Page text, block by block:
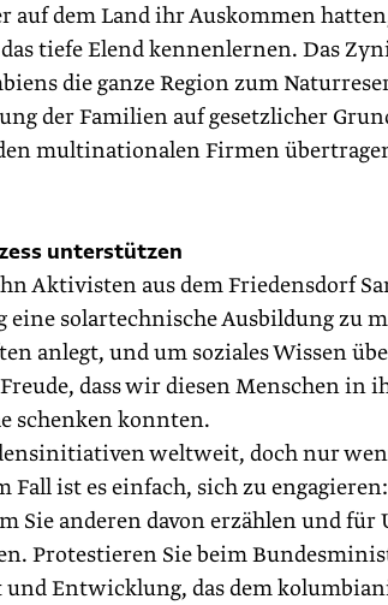
auf dem Land ihr Auskommen
tiefe Elend kennenlernen. Das
die ganze Region zum
der Familien auf gesetzlicher
multinationalen Firmen
unterstützen
Aktivisten aus dem Friedensdorf
eine solartechnische Ausbildung zu
anlegt, und um soziales Wissen
dass wir diesen Menschen in
schenken konnten.
weltweit, doch nur
Fall ist es einfach, sich zu
Sie anderen davon erzählen und
Protestieren Sie beim
Entwicklung, das dem